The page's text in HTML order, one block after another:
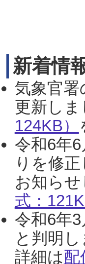
新着情
気象官
更新しま
124KB）
令和6年
りを修
お知ら
式：
令和6年
と判明
詳細は配